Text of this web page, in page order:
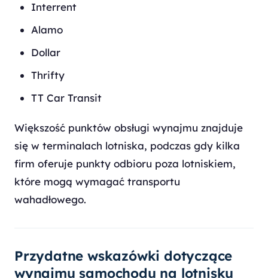
Interrent
Alamo
Dollar
Thrifty
TT Car Transit
Większość punktów obsługi wynajmu znajduje
się w terminalach lotniska, podczas gdy kilka
firm oferuje punkty odbioru poza lotniskiem,
które mogą wymagać transportu
wahadłowego.
Przydatne wskazówki dotyczące
wynajmu samochodu na lotnisku